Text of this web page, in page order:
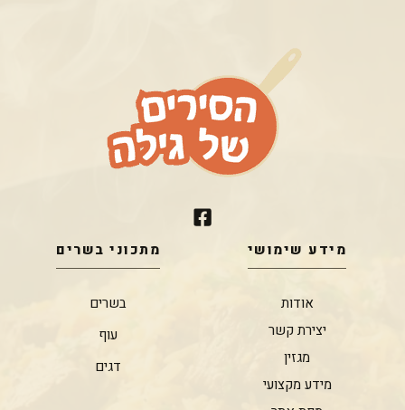
מידע שימושי
אודות
יצירת קשר
מגזין
מידע מקצועי
מתכוני בשרים
בשרים
עוף
דגים